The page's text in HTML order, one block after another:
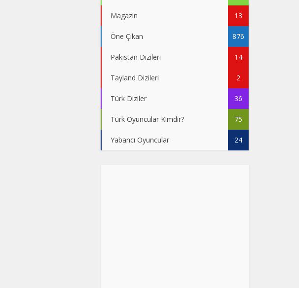
Magazin 13
Öne Çıkan 876
Pakistan Dizileri 14
Tayland Dizileri 2
Türk Diziler 36
Türk Oyuncular Kimdir? 75
Yabancı Oyuncular 24